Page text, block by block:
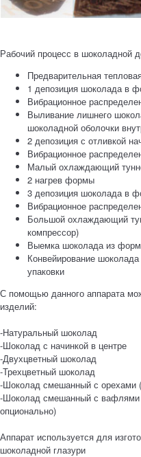
Рабочий процесс в шоколадной
Предварительная
1 депозиция шоколада в
Вибрационное
Выливание лишнего
шоколадной оболочки
2 депозиция с отливкой
Вибрационное
Малый охлаждающий
2 нагрев формы
3 депозиция шоколада в
Вибрационное
Большой охлаждающий
компрессор)
Выемка шоколада из
Конвейирование
упаковки
С помощью данного аппарата
изделий:
-Натуральный шоколад
-Шоколад с начинкой в центре
-Двухцветный шоколад
-Трехцветный шоколад
-Шоколад смешанный с орехами
-Шоколад смешанный с
опционально)
Аппарат используется для
шоколадной глазури